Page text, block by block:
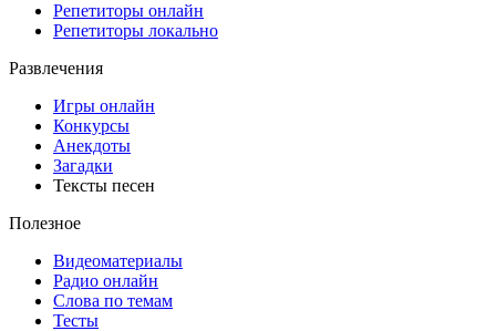
Репетиторы онлайн
Репетиторы локально
Развлечения
Игры онлайн
Конкурсы
Анекдоты
Загадки
Тексты песен
Полезное
Видеоматериалы
Радио онлайн
Слова по темам
Тесты